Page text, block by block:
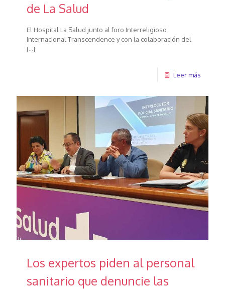
de La Salud
El Hospital La Salud junto al foro Interreligioso
Internacional Transcendence y con la colaboración del
[…]
Leer más
Los expertos piden al personal
sanitario que denuncie las